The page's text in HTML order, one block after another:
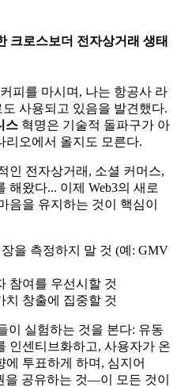
크로스보더 전자상거래 생태
피를 마시며, 나는 항공사 라
사용되고 있음을 발견했다.
스 혁명은 기술적 돌파구가 아
리오에서 올지도 모른다.
인 전자상거래, 소셜 커머스,
해왔다... 이제 Web3의 새로
음을 유지하는 것이 핵심이
장을 측정하지 말 것 (예: GMV
참여를 우선시할 것
치 창출에 집중할 것
이 실험하는 것을 본다: 유동
인센티브화하고, 사용자가 온
투표하게 하며, 심지어
공유하는 것—이 모든 것이